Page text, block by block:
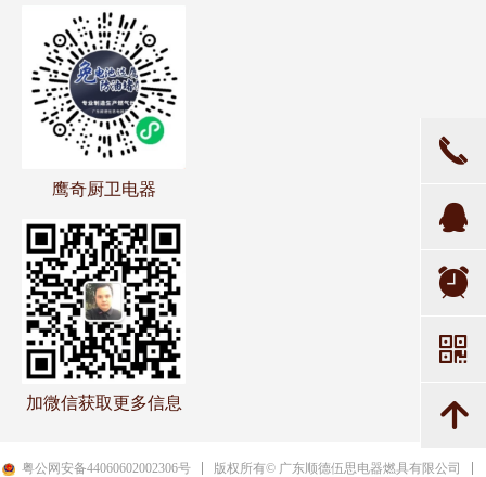
加微信获取更多信息
鹰奇厨卫电器
粤公网安备44060602002306号
版权所有© 广东顺德伍思电器燃具有限公司
끅
뀩
뀥
낃
녕